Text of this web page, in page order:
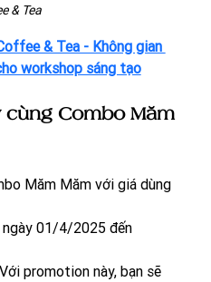
& Tea
& Tea - Không gian
workshop sáng tạo
Combo Măm
Măm Măm với giá dùng
ngày 01/4/2025 đến
promotion này, bạn sẽ